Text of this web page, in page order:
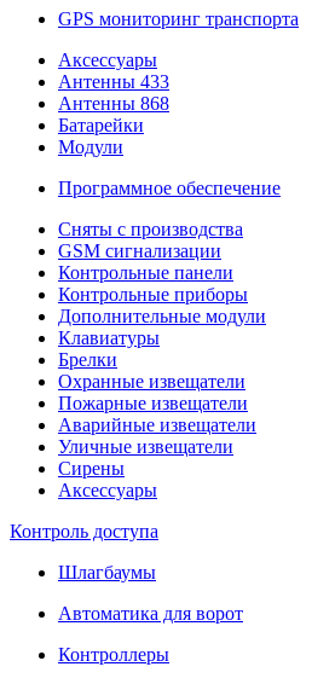
GPS мониторинг транспорта
Аксессуары
Антенны 433
Антенны 868
Батарейки
Модули
Программное обеспечение
Сняты с производства
GSM сигнализации
Контрольные панели
Контрольные приборы
Дополнительные модули
Клавиатуры
Брелки
Охранные извещатели
Пожарные извещатели
Аварийные извещатели
Уличные извещатели
Сирены
Аксессуары
Контроль доступа
Шлагбаумы
Автоматика для ворот
Контроллеры